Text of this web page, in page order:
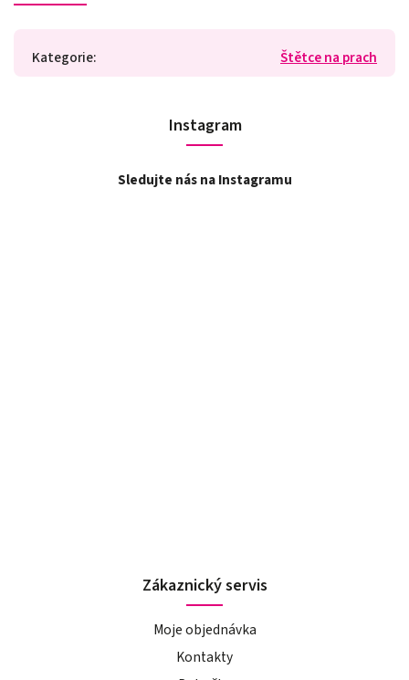
Kategorie: Štětce na prach
Instagram
Sledujte nás na Instagramu
Zákaznický servis
Moje objednávka
Kontakty